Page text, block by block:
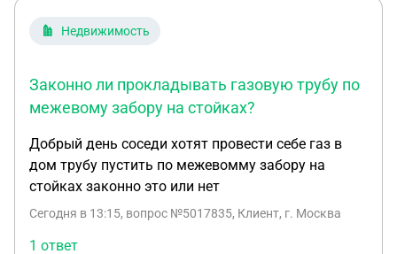
документы собраны, исковое заявление написано,
Солнечногорск?
Недвижимость
Законно ли прокладывать газовую трубу по
межевому забору на стойках?
Добрый день соседи хотят провести себе газ в
дом трубу пустить по межевомму забору на
стойках законно это или нет
Сегодня в 13:15, вопрос №5017835, Клиент, г. Москва
1 ответ